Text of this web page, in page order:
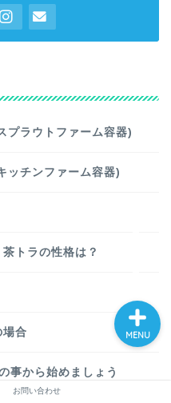
プラウトファーム容器)
ッチンファーム容器)
トラの性格は？
場合
事から始めましょう
お問い合わせ
MENU
お問い合わせ